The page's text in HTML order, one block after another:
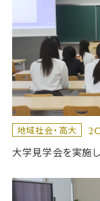
地域社会・高大
大学見学会を実